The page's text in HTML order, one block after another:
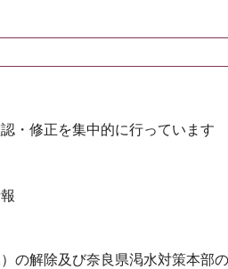
・修正を集中的に行っています
の解除及び奈良県渇水対策本部